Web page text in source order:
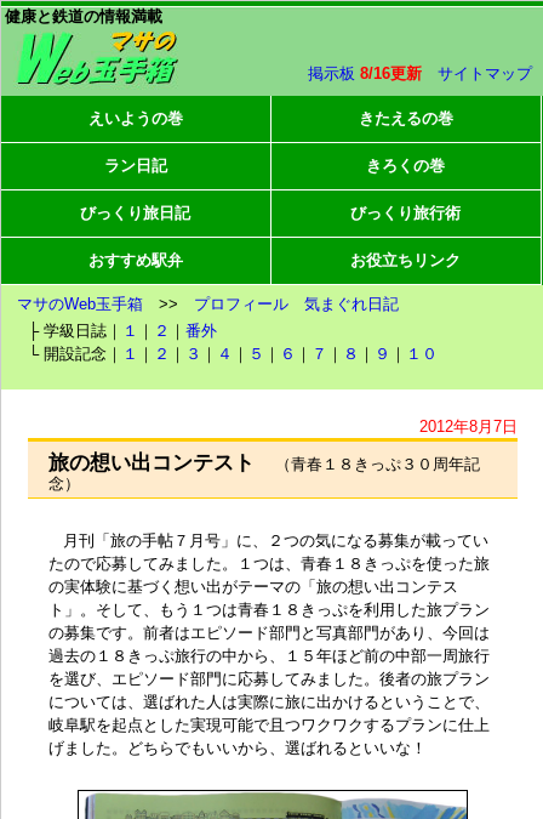
健康と鉄道の情報満載
掲示板 8/16更新 サイトマップ
えいようの巻 きたえるの巻
ラン日記 きろくの巻
びっくり旅日記 びっくり旅行術
おすすめ駅弁 お役立ちリンク
マサのWeb玉手箱 >> プロフィール
気まぐれ日記
├ 学級日誌｜ １ ｜ ２ ｜番外
└ 開設記念｜ １ ｜ ２ ｜ ３ ｜ ４ ｜ ５ ｜ ６ ｜ ７ ｜ ８ ｜ ９ ｜ １０
2012年8月7日
旅の想い出コンテスト
（青春１８きっぷ３０周年記
念）
月刊「旅の手帖７月号」に、２つの気になる募集が載ってい
たので応募してみました。１つは、青春１８きっぷを使った旅
の実体験に基づく想い出がテーマの「 旅の想い出コンテス
ト 」。そして、もう１つは青春１８きっぷを利用した旅プラン
の募集です。前者はエピソード部門と写真部門があり、今回は
過去の１８きっぷ旅行の中から、１５年ほど前の中部一周旅行
を選び、エピソード部門に応募してみました。後者の旅プラン
については、選ばれた人は実際に旅に出かけるということで、
岐阜駅を起点とした実現可能で且つワクワクするプランに仕上
げました。どちらでもいいから、選ばれるといいな！